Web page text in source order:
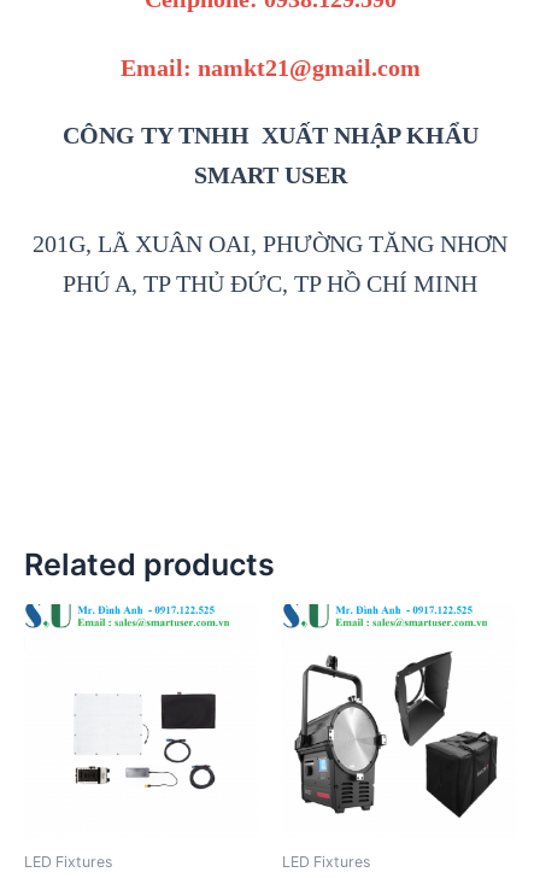
Email: namkt21@gmail.com
CÔNG TY TNHH XUẤT NHẬP KHẨU
SMART USER
201G, LÃ XUÂN OAI, PHƯỜNG TĂNG NHƠN
PHÚ A, TP THỦ ĐỨC, TP HỒ CHÍ MINH
Related products
LED Fixtures LED Fixtures